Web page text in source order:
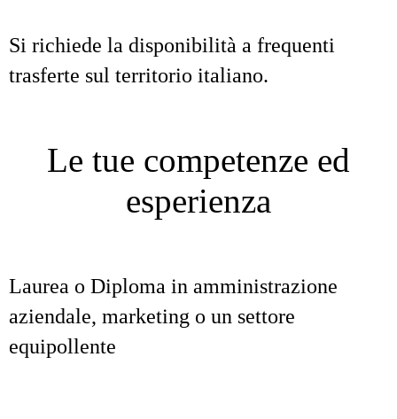
Si richiede la disponibilità a frequenti
trasferte sul territorio italiano.
Le tue competenze ed
esperienza
Laurea o Diploma in amministrazione
aziendale, marketing o un settore
equipollente